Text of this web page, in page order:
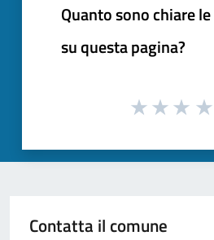
Quanto sono chiare
su questa pagina?
Contatta il comune